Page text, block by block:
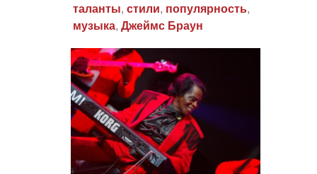
таланты, стили, популярность,
музыка, Джеймс Браун